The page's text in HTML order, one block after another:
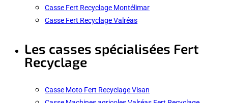
Casse Fert Recyclage Montélimar
Casse Fert Recyclage Valréas
Les casses spécialisées Fert
Recyclage
Casse Moto Fert Recyclage Visan